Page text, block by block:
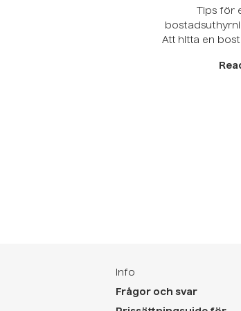
Tips för
Att hitta en
särskilt i
Info
Frågor och svar